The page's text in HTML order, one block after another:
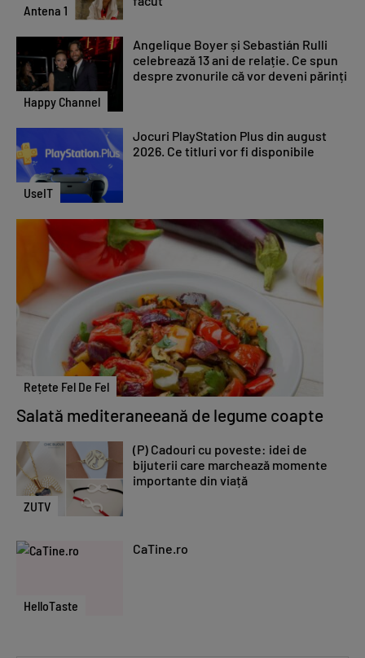
Antena 1
Happy Channel
Angelique Boyer și Sebastián Rulli
celebrează 13 ani de relație. Ce spun
despre zvonurile că vor deveni părinți
UseIT
Jocuri PlayStation Plus din august
2026. Ce titluri vor fi disponibile
Rețete Fel De Fel
Salată mediteraneeană de legume coapte
ZUTV
(P) Cadouri cu poveste: idei de
bijuterii care marchează momente
importante din viață
HelloTaste
CaTine.ro